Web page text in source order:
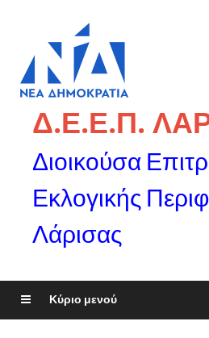
Δ.Ε.Ε.Π.
Διοικούσα
Εκλογικής
Λάρισας
Κύριο μενού